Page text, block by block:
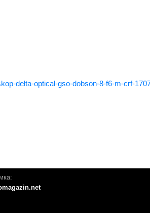
delta-optical-gso-dobson-8-f6-m-crf-